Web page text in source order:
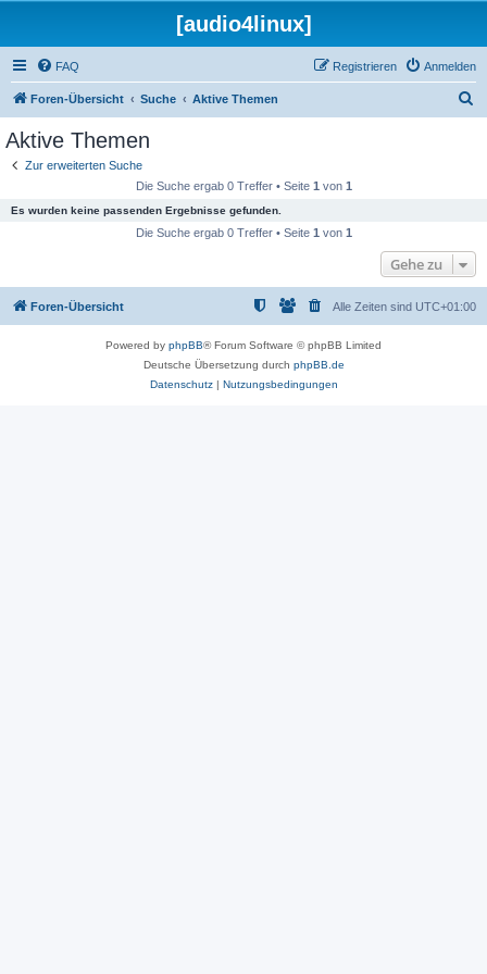
[audio4linux]
FAQ Anmelden
Registrieren
Foren-Übersicht Suche Aktive Themen
Aktive Themen
Zur erweiterten Suche
Die Suche ergab 0 Treffer • Seite 1 von 1
Es wurden keine passenden Ergebnisse gefunden.
Die Suche ergab 0 Treffer • Seite 1 von 1
Gehe zu
Foren-Übersicht Alle Zeiten sind UTC+01:00
Powered by phpBB® Forum Software © phpBB Limited
Deutsche Übersetzung durch phpBB.de
Datenschutz| Nutzungsbedingungen